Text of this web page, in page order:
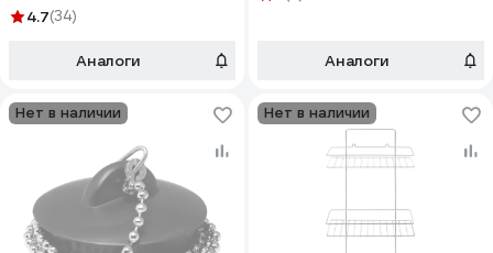
1014.7(34)
Аналоги Аналоги
Нет в наличии Нет в наличии